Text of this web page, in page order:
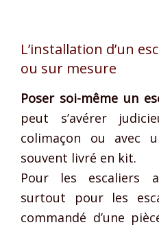
L’installation d’un
ou sur mesure
Poser soi-même un
peut s’avérer
colimaçon ou avec
souvent livré en kit.
Pour les escaliers
surtout pour les
commandé d’une